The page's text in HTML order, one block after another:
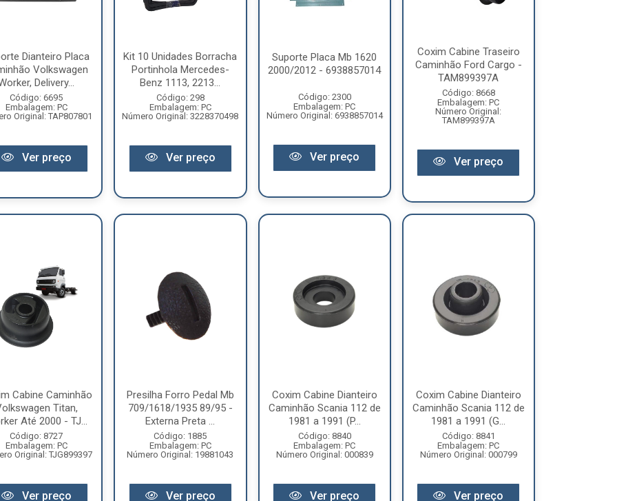
Dianteiro Placa
Volkswagen
Delivery...
Código: 6695
Embalagem: PC
Original: TAP807801
Ver preço
Kit 10 Unidades Borracha
Portinhola Mercedes-
Benz 1113, 2213...
Código: 298
Embalagem: PC
Número Original: 3228370498
Ver preço
Suporte Placa Mb 1620
2000/2012 - 6938857014
Código: 2300
Embalagem: PC
Número Original: 6938857014
Ver preço
Coxim Cabine Traseiro
Caminhão Ford Cargo -
TAM899397A
Código: 8668
Embalagem: PC
Número Original:
TAM899397A
Ver preço
Cabine Caminhão
Titan,
Até 2000 - TJ...
Código: 8727
Embalagem: PC
Original: TJG899397
Ver preço
Presilha Forro Pedal Mb
709/1618/1935 89/95 -
Externa Preta ...
Código: 1885
Embalagem: PC
Número Original: 19881043
Ver preço
Coxim Cabine Dianteiro
Caminhão Scania 112 de
1981 a 1991 (P...
Código: 8840
Embalagem: PC
Número Original: 000839
Ver preço
Coxim Cabine Dianteiro
Caminhão Scania 112 de
1981 a 1991 (G...
Código: 8841
Embalagem: PC
Número Original: 000799
Ver preço